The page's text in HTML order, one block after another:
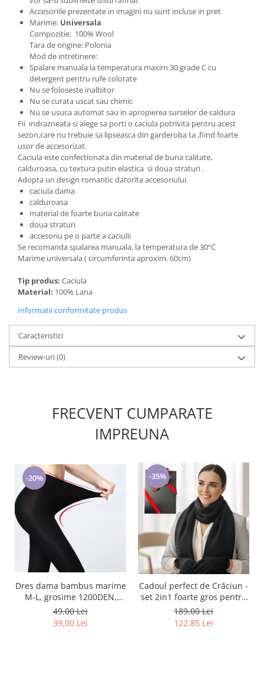
Accesoriile prezentate in imagini nu sunt incluse in pret
Marime: Universala
Compozitie: 100% Wool
Tara de origine: Polonia
Mod de intretinere:
Spalare manuala la temperatura maxim 30 grade C cu
detergent pentru rufe colorate
Nu se foloseste inalbitor
Nu se curata uscat sau chimic
Nu se usuca automat sau in apropierea surselor de caldura
Fii indrazneata si alege sa porti o caciula potrivita pentru acest
sezon,care nu trebuie sa lipseasca din garderoba ta ,fiind foarte
usor de accesorizat.
Caciula este confectionata din material de buna calitate,
calduroasa, cu textura putin elastica si doua straturi .
Adopta un design romantic datorita accesoriului.
caciula dama
calduroasa
material de foarte buna calitate
doua straturi
accesoriu pe o parte a caciulii
Se recomanda spalarea manuala, la temperatura de 30ºC
Marime universala ( circumferinta aproxim. 60cm)
Tip produs: Caciula
Material: 100% Lana
Informatii conformitate produs
Caracteristici
Review-uri(0)
FRECVENT CUMPARATE
IMPREUNA
-20%
Dres dama bambus marime
M-L, grosime 1200DEN,
culoare negru, NH870
49,00 Lei
39,00 Lei
-35%
Cadoul perfect de Crăciun -
set 2in1 foarte gros pentru
femei 5709 negru
189,00 Lei
122,85 Lei